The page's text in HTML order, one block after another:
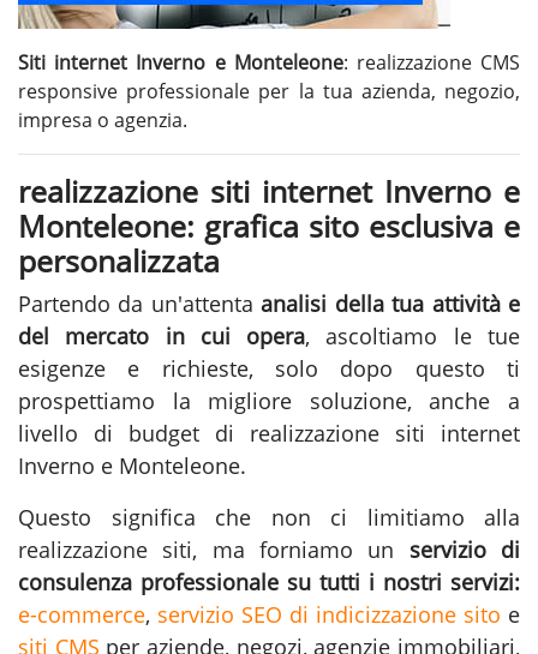
Siti internet Inverno e Monteleone: realizzazione CMS
responsive professionale per la tua azienda, negozio,
impresa o agenzia.
realizzazione siti internet Inverno e
Monteleone: grafica sito esclusiva e
personalizzata
Partendo da un'attentaanalisi della tua attività e
del mercato in cui opera, ascoltiamo le tue
esigenze e richieste, solo dopo questo ti
prospettiamo la migliore soluzione, anche a
livello di budget di realizzazione siti internet
Inverno e Monteleone.
Questo significa che non ci limitiamo alla
realizzazione siti, ma forniamo un servizio di
consulenza professionale su tutti i nostri servizi:
e-commerce, servizio SEO di indicizzazione sito e
siti CMS per aziende, negozi, agenzie immobiliari,